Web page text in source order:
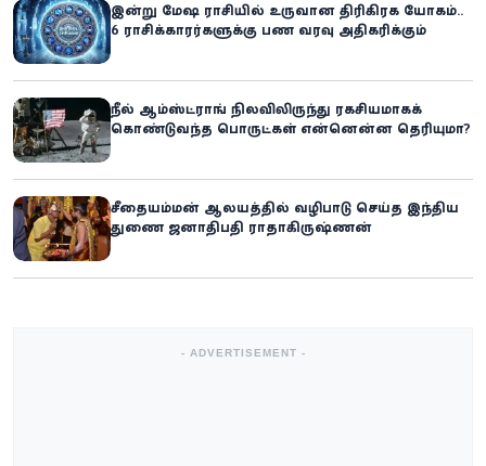
இன்று மேஷ ராசியில் உருவான திரிகிரக யோகம்..
6 ராசிக்காரர்களுக்கு பண வரவு அதிகரிக்கும்
நீல் ஆம்ஸ்ட்ராங் நிலவிலிருந்து ரகசியமாகக்
கொண்டுவந்த பொருட்கள் என்னென்ன தெரியுமா?
சீதையம்மன் ஆலயத்தில் வழிபாடு செய்த இந்திய
துணை ஜனாதிபதி ராதாகிருஷ்ணன்
- ADVERTISEMENT -